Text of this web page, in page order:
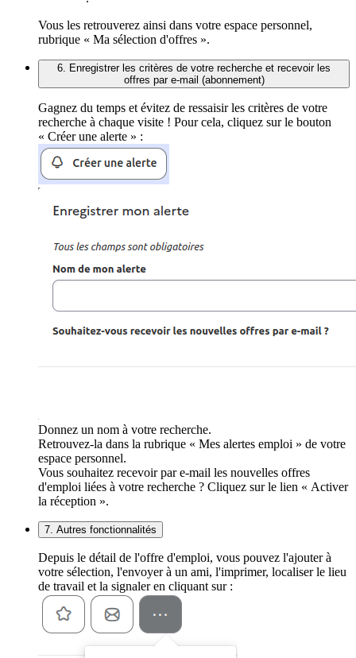
Vous les retrouverez ainsi dans votre espace personnel,
rubrique « Ma sélection d'offres ».
6. Enregistrer les critères de votre recherche et recevoir les
offres par e-mail (abonnement)
Gagnez du temps et évitez de ressaisir les critères de votre
recherche à chaque visite ! Pour cela, cliquez sur le bouton
« Créer une alerte » :
Donnez un nom à votre recherche.
Retrouvez-la dans la rubrique « Mes alertes emploi » de votre
espace personnel.
Vous souhaitez recevoir par e-mail les nouvelles offres
d'emploi liées à votre recherche ? Cliquez sur le lien « Activer
la réception ».
7. Autres fonctionnalités
Depuis le détail de l'offre d'emploi, vous pouvez l'ajouter à
votre sélection, l'envoyer à un ami, l'imprimer, localiser le lieu
de travail et la signaler en cliquant sur :